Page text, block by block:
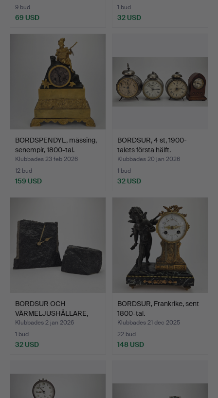
9 bud
69 USD
1 bud
32 USD
BORDSPENDYL, mässing,
senempir, 1800-tal.
Klubbades 23 feb 2026
12 bud
159 USD
BORDSUR, 4 st, 1900-
talets första hälft.
Klubbades 20 jan 2026
1 bud
32 USD
BORDSUR OCH
VÄRMELJUSHÅLLARE,
svart granit…
Klubbades 2 jan 2026
1 bud
32 USD
BORDSUR, Frankrike, sent
1800-tal.
Klubbades 21 dec 2025
22 bud
148 USD